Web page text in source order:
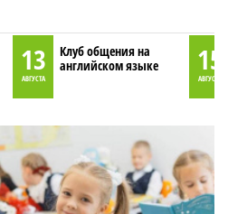
13
АВГУСТА
Клуб общения на
английском языке
15
АВГУСТА